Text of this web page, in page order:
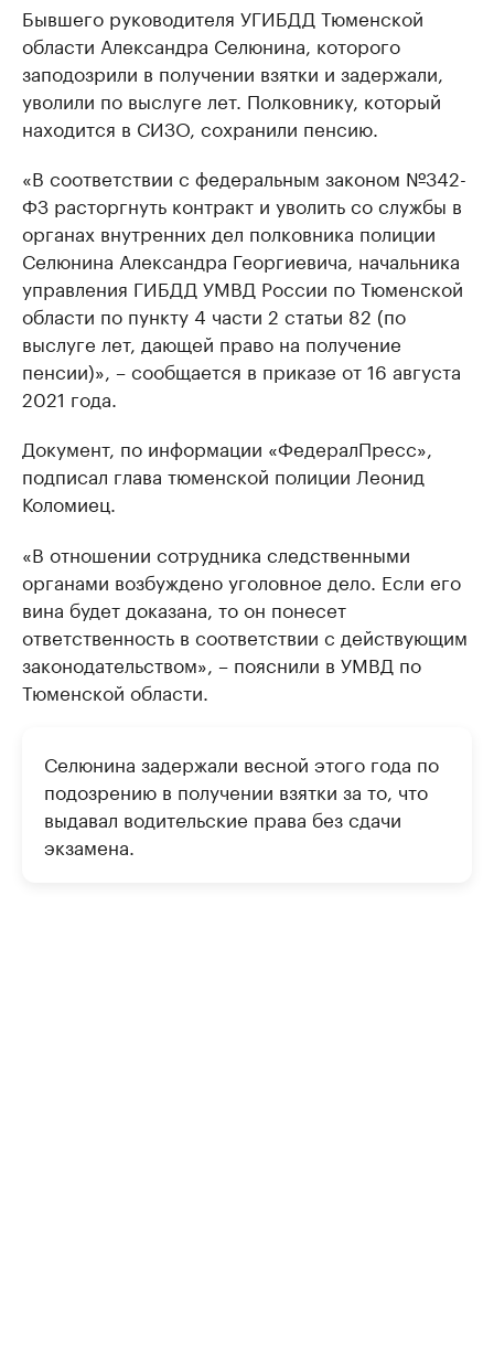
Бывшего руководителя УГИБДД Тюменской
области Александра Селюнина, которого
заподозрили в получении взятки и задержали,
уволили по выслуге лет. Полковнику, который
находится в СИЗО, сохранили пенсию.
«В соответствии с федеральным законом №342-
ФЗ расторгнуть контракт и уволить со службы в
органах внутренних дел полковника полиции
Селюнина Александра Георгиевича, начальника
управления ГИБДД УМВД России по Тюменской
области по пункту 4 части 2 статьи 82 (по
выслуге лет, дающей право на получение
пенсии)», – сообщается в приказе от 16 августа
2021 года.
Документ, по информации «ФедералПресс»,
подписал глава тюменской полиции Леонид
Коломиец.
«В отношении сотрудника следственными
органами возбуждено уголовное дело. Если его
вина будет доказана, то он понесет
ответственность в соответствии с действующим
законодательством», – пояснили в УМВД по
Тюменской области.
Селюнина задержали весной этого года по
подозрению в получении взятки за то, что
выдавал водительские права без сдачи
экзамена.